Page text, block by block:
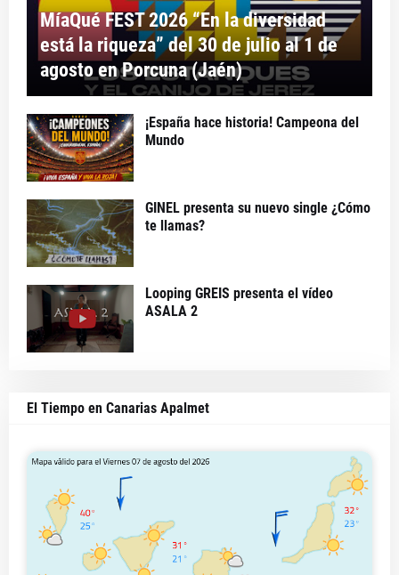
MíaQué FEST 2026 “En la diversidad
está la riqueza” del 30 de julio al 1 de
agosto en Porcuna (Jaén)
¡España hace historia! Campeona del
Mundo
GINEL presenta su nuevo single ¿Cómo
te llamas?
Looping GREIS presenta el vídeo
ASALA 2
El Tiempo en Canarias Apalmet